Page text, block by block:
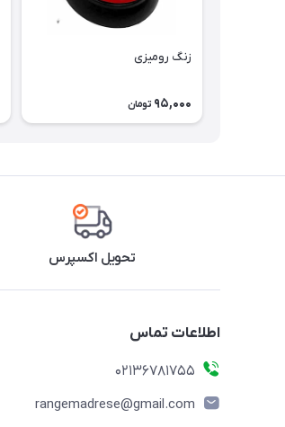
زنگ رومیزی
95,000 تومان
تحویل اکسپرس
اطلاعات تماس
02136781755
rangemadrese@gmail.com